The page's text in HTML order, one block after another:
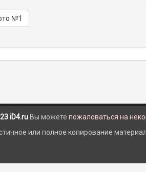
№1
iD4.ru Вы можете пожаловаться на
или полное копирование